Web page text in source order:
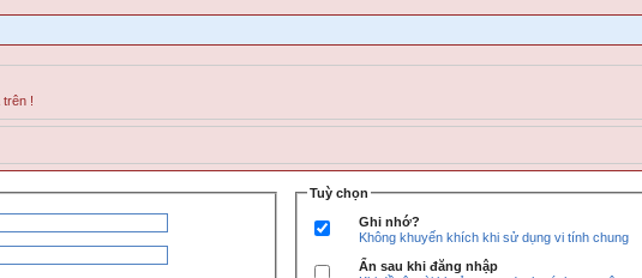
!
Tuỳ chọn
Ghi nhớ?
Không khuyến khích khi sử dụng vi tính chung
Ẩn sau khi đăng nhập